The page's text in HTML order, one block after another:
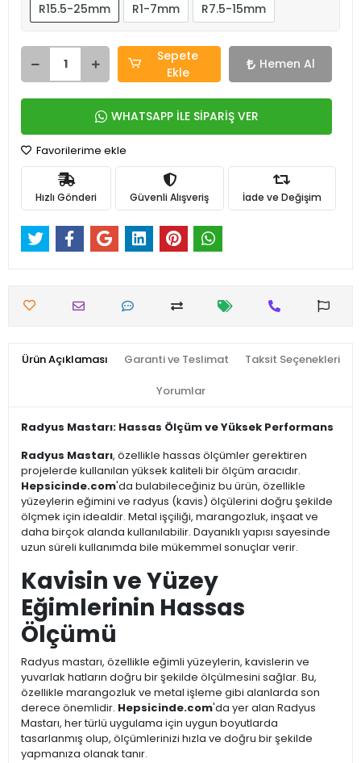
R15.5-25mm
R1-7mm R7.5-15mm
Sepete
Ekle
Hemen Al
WHATSAPP İLE SİPARİŞ VER
Favorilerime ekle
Hızlı Gönderi Güvenli Alışveriş İade ve Değişim
Ürün Açıklaması Garanti ve Teslimat Taksit Seçenekleri
Yorumlar
Radyus Mastarı: Hassas Ölçüm ve Yüksek Performans
Radyus Mastarı, özellikle hassas ölçümler gerektiren
projelerde kullanılan yüksek kaliteli bir ölçüm aracıdır.
Hepsicinde.com'da bulabileceğiniz bu ürün, özellikle
yüzeylerin eğimini ve radyus (kavis) ölçülerini doğru şekilde
ölçmek için idealdir. Metal işçiliği, marangozluk, inşaat ve
daha birçok alanda kullanılabilir. Dayanıklı yapısı sayesinde
uzun süreli kullanımda bile mükemmel sonuçlar verir.
Kavisin ve Yüzey
Eğimlerinin Hassas
Ölçümü
Radyus mastarı, özellikle eğimli yüzeylerin, kavislerin ve
yuvarlak hatların doğru bir şekilde ölçülmesini sağlar. Bu,
özellikle marangozluk ve metal işleme gibi alanlarda son
derece önemlidir. Hepsicinde.com'da yer alan Radyus
Mastarı, her türlü uygulama için uygun boyutlarda
tasarlanmış olup, ölçümlerinizi hızla ve doğru bir şekilde
yapmanıza olanak tanır.